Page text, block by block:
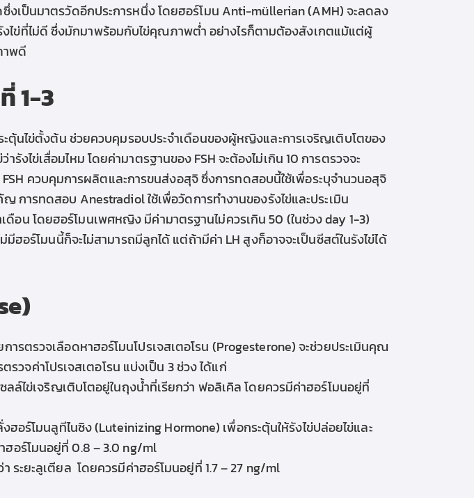
ซึ่งเป็นมาตรวัดอีกประการหนึ่ง โดยฮอร์โมน Anti-müllerian (AMH) จะลดลง
ไข่ที่ไม่ดี ซึ่งมักมาพร้อมกับไข่คุณภาพต่ำ อย่างไรก็ตามต้องสังเกตแม้แต่ผู้
าพดี
1-3
ะตุ้นไข่ตั้งต้น ช่วยควบคุมรอบประจำเดือนของผู้หญิงและการเจริญเติบโตของ
ารังไข่เสื่อมไหม โดยค่ามาตรฐานของ FSH จะต้องไม่เกิน 10การตรวจจะ
ควบคุมการผลิตและการขนส่งอสุจิ ซึ่งการทดสอบนี้ใช้เพื่อระบุจำนวนอสุจิ
การทดสอบ Anestradiol ใช้เพื่อวัดการทำงานของรังไข่และประเมิน
ดือน โดยฮอร์โมนเพศหญิง มีค่ามาตรฐานไม่ควรเกิน 50 (ในช่วง day 1-3)
ม่มีฮอร์โมนนี้ก็จะไม่สามารถมีลูกได้ แต่ถ้ามีค่า LH สูงก็อาจจะเป็นซีสต์ในรังไข่ได้
รตรวจเลือดหาฮอร์โมนโปรเจสเตอโรน (Progesterone) จะช่วยประเมินคุณ
จค่าโปรเจสเตอโรน แบ่งเป็น 3 ช่วง ได้แก่
ซลล์ไข่เจริญเติบโตอยู่ในถุงน้ำที่เรียกว่า ฟอลิเคิล โดยควรมีค่าฮอร์โมนอยู่ที่
ฮอร์โมนลูทีไนซิง (Luteinizing Hormone) เพื่อกระตุ้นให้รังไข่ปล่อยไข่และ
ฮอร์โมนอยู่ที่ 0.8 – 3.0 ng/ml
ระยะลูเตียล โดยควรมีค่าฮอร์โมนอยู่ที่ 1.7 – 27 ng/ml